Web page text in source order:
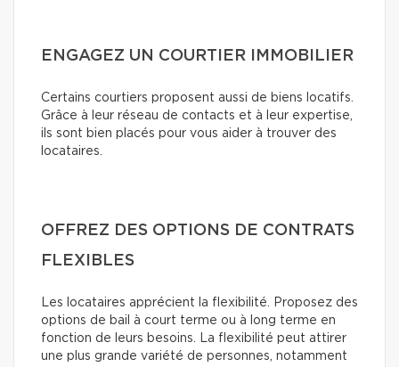
ENGAGEZ UN COURTIER IMMOBILIER
Certains courtiers proposent aussi de biens locatifs.
Grâce à leur réseau de contacts et à leur expertise,
ils sont bien placés pour vous aider à trouver des
locataires.
OFFREZ DES OPTIONS DE CONTRATS
FLEXIBLES
Les locataires apprécient la flexibilité. Proposez des
options de bail à court terme ou à long terme en
fonction de leurs besoins. La flexibilité peut attirer
une plus grande variété de personnes, notamment